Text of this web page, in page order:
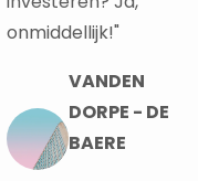
onmiddellijk!"
VANDEN
DORPE - DE
BAERE